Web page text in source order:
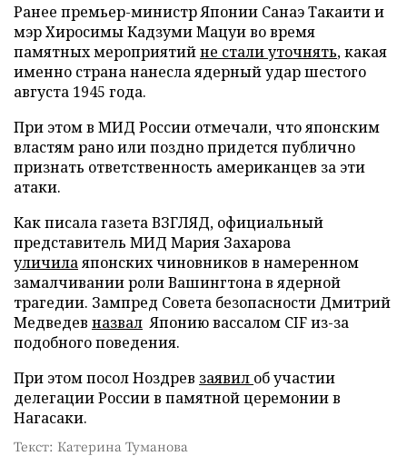
Ранее премьер-министр Японии Санаэ Такаити и
мэр Хиросимы Кадзуми Мацуи во время
памятных мероприятийне стали уточнять, какая
именно страна нанесла ядерный удар шестого
августа 1945 года.
При этом в МИД России отмечали, что японским
властям рано или поздно придется публично
признать ответственность американцев за эти
атаки.
Как писала газета ВЗГЛЯД, официальный
представитель МИД Мария Захарова
уличилаяпонских чиновников в намеренном
замалчивании роли Вашингтона в ядерной
трагедии. Зампред Совета безопасности Дмитрий
Медведев назвал Японию вассалом CIF из-за
подобного поведения.
При этом посол Ноздрев заявил об участии
делегации России в памятной церемонии в
Нагасаки.
Текст: Катерина Туманова